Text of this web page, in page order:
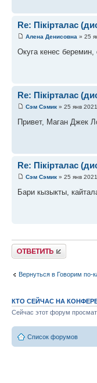
Re: Пікірталас
Алена Денисовна » 25
Окуга кенес беремин,
Re: Пікірталас
Сэм Сэмик » 25 янв
Привет, Маган Джек
Re: Пікірталас
Сэм Сэмик » 25 янв
Бари кызыкты,
Ответить
Вернуться в Говорим по-
КТО СЕЙЧАС НА
Сейчас этот форум
Список форумов